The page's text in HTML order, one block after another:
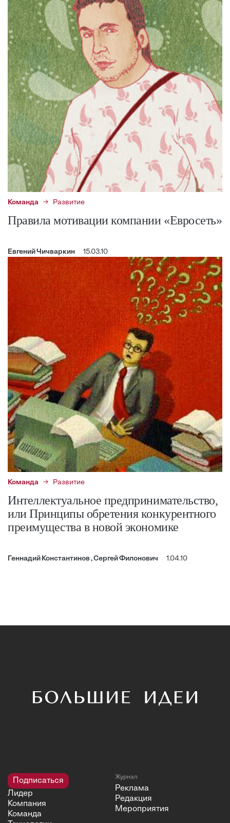
Команда Развитие
Правила мотивации компании «Евросеть»
Евгений Чичваркин 15.03.10
Команда Развитие
Интеллектуальное предпринимательство,
или Принципы обретения конкурентного
преимущества в новой экономике
Геннадий Константинов , Сергей Филонович 1.04.10
Подписаться
Лидер
Компания
Команда
Журнал
Реклама
Редакция
Мероприятия